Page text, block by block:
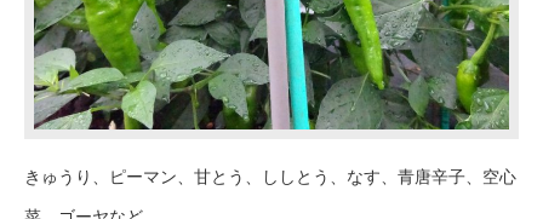
きゅうり、ピーマン、甘とう、ししとう、なす、青唐辛子、空心